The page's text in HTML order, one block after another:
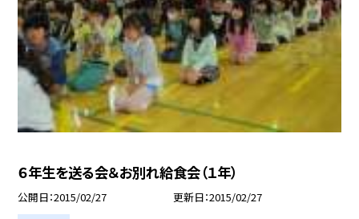
６年生を送る会＆お別れ給食会（１年）
公開日 2015/02/27 更新日 2015/02/27